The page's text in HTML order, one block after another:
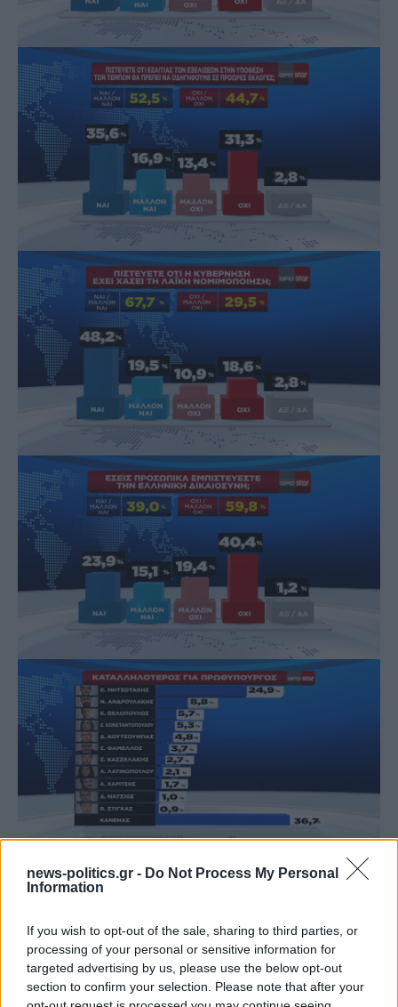
news-politics.gr - Do Not Process My Personal
Information
If you wish to opt-out of the sale, sharing to third parties, or
processing of your personal or sensitive information for
targeted advertising by us, please use the below opt-out
section to confirm your selection. Please note that after your